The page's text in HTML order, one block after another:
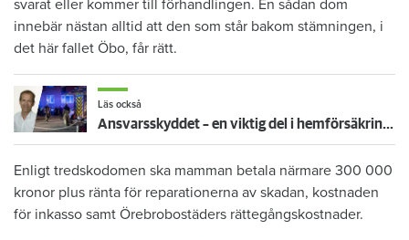
svarat eller kommer till förhandlingen. En sådan dom
innebär nästan alltid att den som står bakom stämningen, i
det här fallet Öbo, får rätt.
Läs också
Ansvarsskyddet – en viktig del i hemförsäkringen
Enligt tredskodomen ska mamman betala närmare 300 000
kronor plus ränta för reparationerna av skadan, kostnaden
för inkasso samt Örebrobostäders rättegångskostnader.